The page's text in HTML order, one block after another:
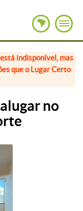
indisponível, mas
que o Lugar Certo
no